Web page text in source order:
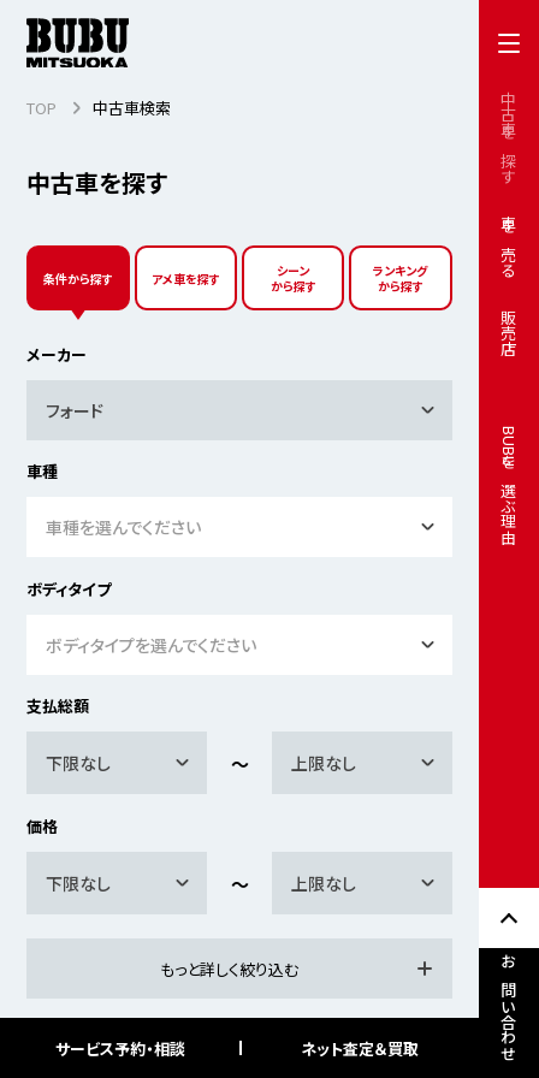
中古車を探す
車を売る
販売店
BUBUを選ぶ理由
お問い合わせ
中古車を探す
TOP 中古車検索
条件から探す アメ車を探す
シーン
から探す
ランキング
から探す
メーカー
フォード
車種
車種を選んでください
ボディタイプ
ボディタイプを選んでください
支払総額
下限なし 上限なし
価格
下限なし 上限なし
もっと詳しく絞り込む
検索
サービス予約・相談 ネット査定＆買取